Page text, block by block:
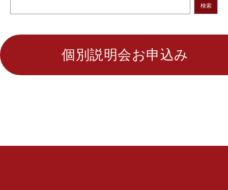
検索
個別説明会お申込み